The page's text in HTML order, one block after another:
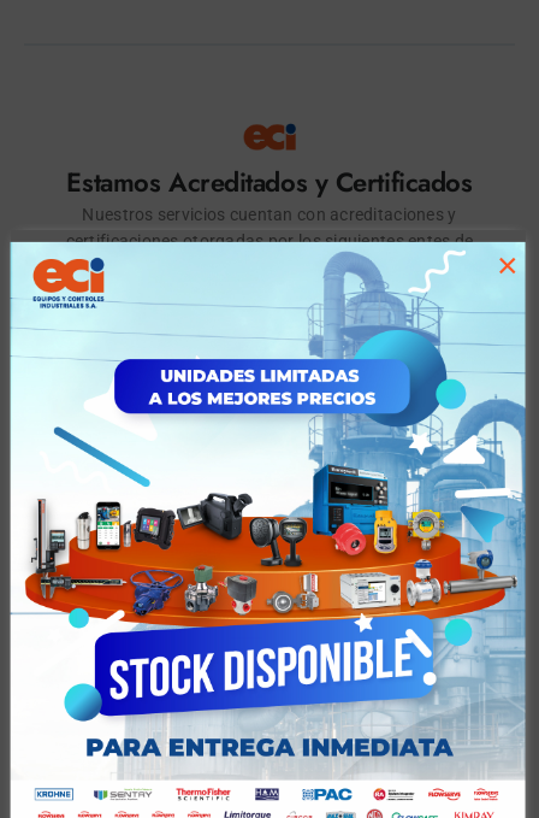
Estamos Acreditados y Certificados
Nuestros servicios cuentan con acreditaciones y
certificaciones otorgadas por los siguientes entes de
Acreditaciones de Laboratorio
Certificaciones
×